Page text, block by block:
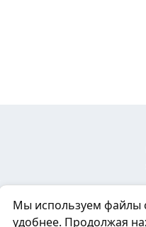
Мы используем файлы
удобнее. Продолжая